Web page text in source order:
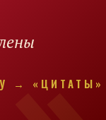
→ «ЦИТАТЫ»